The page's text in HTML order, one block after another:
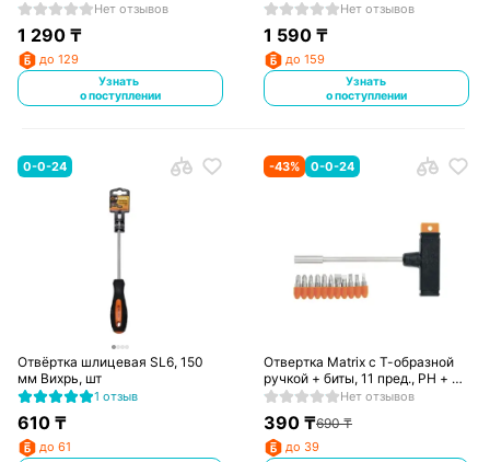
Нет отзывов
1 290₸
до 129
Узнать
о поступлении
Нет отзывов
1 590 ₸
до 159
Узнать
о поступлении
0-0-24
Отвёртка шлицевая SL6, 150
мм Вихрь, шт
1 отзыв
610₸
до 61
-43% 0-0-24
Отвертка Matrix с Т-образной
ручкой + биты, 11 пред., PH + SL
+ PZ, HCS, пластиковая
Нет отзывов
390 ₸690₸
до 39